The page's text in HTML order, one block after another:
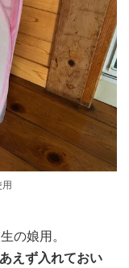
の娘用。
えず入れておい